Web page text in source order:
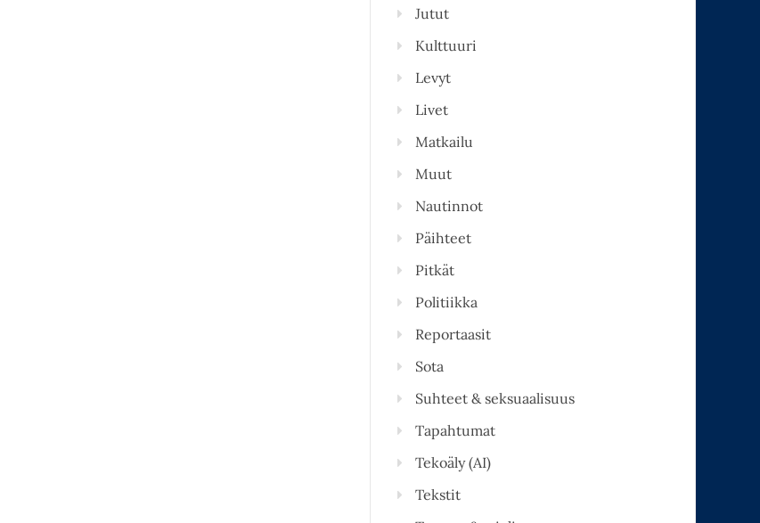
Jutut
Kulttuuri
Levyt
Livet
Matkailu
Muut
Nautinnot
Päihteet
Pitkät
Politiikka
Reportaasit
Sota
Suhteet & seksuaalisuus
Tapahtumat
Tekoäly (AI)
Tekstit